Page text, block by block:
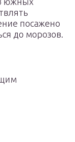
посажено
до морозов.